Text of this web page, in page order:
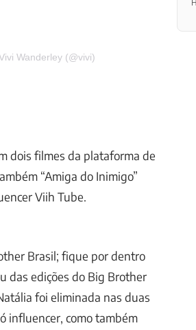
Wanderley (@vivi)
dois filmes da plataforma de
“Amiga do Inimigo”
Viih Tube.
Brasil; fique por dentro
das edições do Big Brother
foi eliminada nas duas
influencer, como também